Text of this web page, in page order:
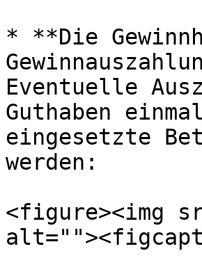
* **Die
Eventuelle
Guthaben
eingesetzte
werden:
<figure><img